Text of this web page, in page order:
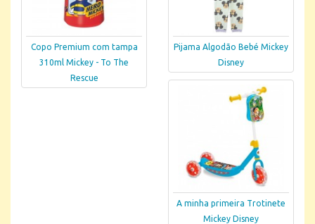
Copo Premium com tampa
310ml Mickey - To The
Rescue
Pijama Algodão Bebé Mickey
Disney
A minha primeira Trotinete
Mickey Disney